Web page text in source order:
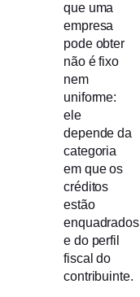
que uma
empresa
pode obter
não é fixo
nem
uniforme:
ele
depende da
categoria
em que os
créditos
estão
enquadrados
e do perfil
fiscal do
contribuinte.